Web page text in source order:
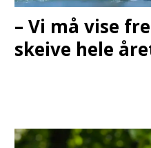
– Vi må vise
skeive hele